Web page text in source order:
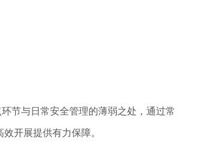
节与日常安全管理的薄弱之处，通过常
开展提供有力保障。